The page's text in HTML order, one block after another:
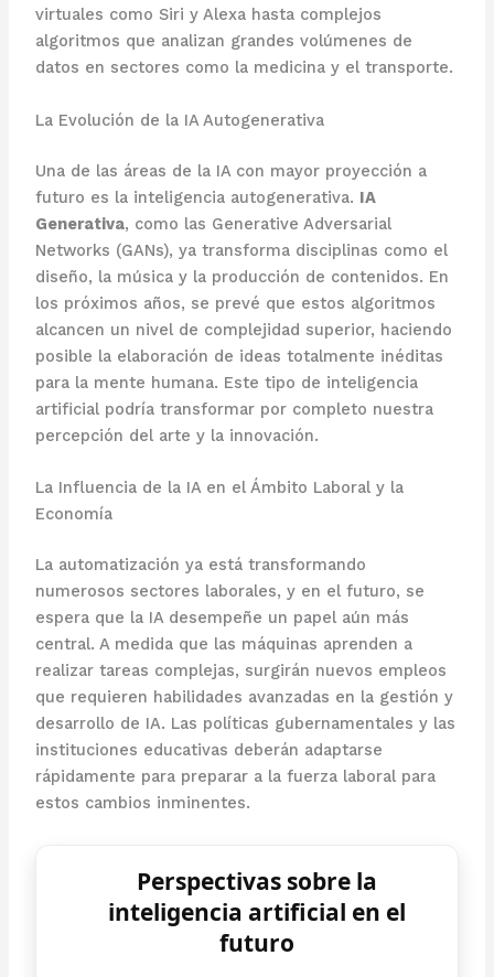
virtuales como Siri y Alexa hasta complejos
algoritmos que analizan grandes volúmenes de
datos en sectores como la medicina y el transporte.
La Evolución de la IA Autogenerativa
Una de las áreas de la IA con mayor proyección a
futuro es la inteligencia autogenerativa. IA
Generativa, como las Generative Adversarial
Networks (GANs), ya transforma disciplinas como el
diseño, la música y la producción de contenidos. En
los próximos años, se prevé que estos algoritmos
alcancen un nivel de complejidad superior, haciendo
posible la elaboración de ideas totalmente inéditas
para la mente humana. Este tipo de inteligencia
artificial podría transformar por completo nuestra
percepción del arte y la innovación.
La Influencia de la IA en el Ámbito Laboral y la
Economía
La automatización ya está transformando
numerosos sectores laborales, y en el futuro, se
espera que la IA desempeñe un papel aún más
central. A medida que las máquinas aprenden a
realizar tareas complejas, surgirán nuevos empleos
que requieren habilidades avanzadas en la gestión y
desarrollo de IA. Las políticas gubernamentales y las
instituciones educativas deberán adaptarse
rápidamente para preparar a la fuerza laboral para
estos cambios inminentes.
Perspectivas sobre la
inteligencia artificial en el
futuro